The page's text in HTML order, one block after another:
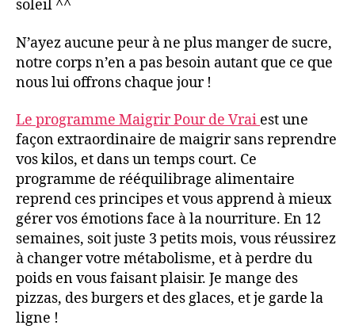
soleil ^^
N’ayez aucune peur à ne plus manger de sucre,
notre corps n’en a pas besoin autant que ce que
nous lui offrons chaque jour !
Le programme Maigrir Pour de Vrai est une
façon extraordinaire de maigrir sans reprendre
vos kilos, et dans un temps court. Ce
programme de rééquilibrage alimentaire
reprend ces principes et vous apprend à mieux
gérer vos émotions face à la nourriture. En 12
semaines, soit juste 3 petits mois, vous réussirez
à changer votre métabolisme, et à perdre du
poids en vous faisant plaisir. Je mange des
pizzas, des burgers et des glaces, et je garde la
ligne !